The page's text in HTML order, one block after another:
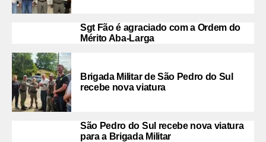
Sgt Fão é agraciado com a Ordem do
Mérito Aba-Larga
Brigada Militar de São Pedro do Sul
recebe nova viatura
São Pedro do Sul recebe nova viatura
para a Brigada Militar